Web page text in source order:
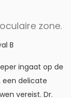
zone.
B
ingaat op de
een delicate
vereist. Dr.